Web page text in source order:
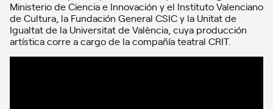
Ministerio de Ciencia e Innovación y el Instituto Valenciano
de Cultura, la Fundación General CSIC y la Unitat de
Igualtat de la Universitat de València, cuya producción
artística corre a cargo de la compañía teatral CRIT.